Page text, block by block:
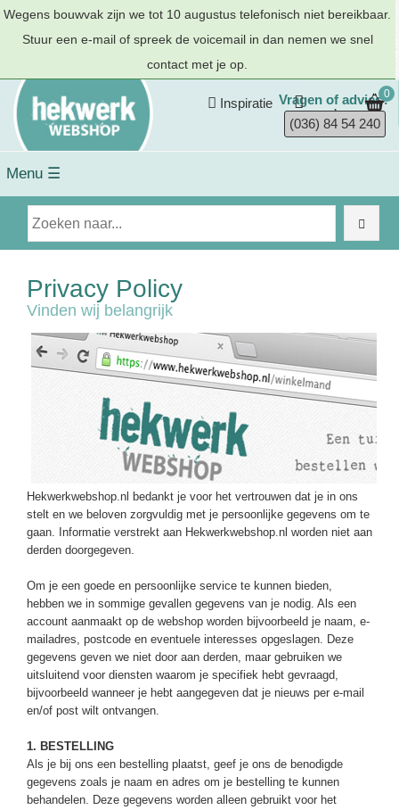
Wegens bouwvak zijn we tot 10 augustus telefonisch niet bereikbaar.
Stuur een e-mail of spreek de voicemail in dan nemen we snel
contact met je op.
Vragen of advies?
(036) 84 54 240
Menu ☰
Inspiratie
0
Privacy Policy
Vinden wij belangrijk
Hekwerkwebshop.nl bedankt je voor het vertrouwen dat je in ons
stelt en we beloven zorgvuldig met je persoonlijke gegevens om te
gaan. Informatie verstrekt aan Hekwerkwebshop.nl worden niet aan
derden doorgegeven.
Om je een goede en persoonlijke service te kunnen bieden,
hebben we in sommige gevallen gegevens van je nodig. Als een
account aanmaakt op de webshop worden bijvoorbeeld je naam, e-
mailadres, postcode en eventuele interesses opgeslagen. Deze
gegevens geven we niet door aan derden, maar gebruiken we
uitsluitend voor diensten waarom je specifiek hebt gevraagd,
bijvoorbeeld wanneer je hebt aangegeven dat je nieuws per e-mail
en/of post wilt ontvangen.
1. BESTELLING
Als je bij ons een bestelling plaatst, geef je ons de benodigde
gegevens zoals je naam en adres om je bestelling te kunnen
behandelen. Deze gegevens worden alleen gebruikt voor het